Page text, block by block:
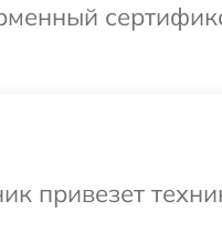
привезет